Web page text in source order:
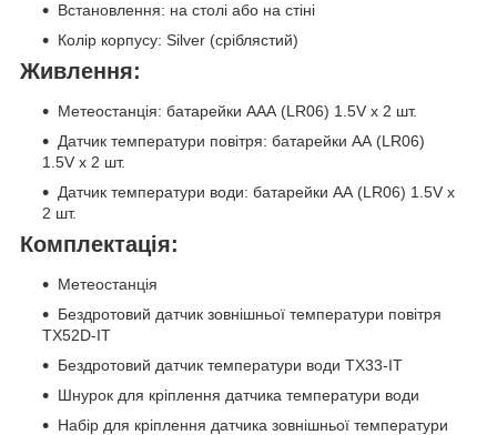
Встановлення: на столі або на стіні
Колір корпусу: Silver (сріблястий)
Живлення:
Метеостанція: батарейки AАА (LR06) 1.5V х 2 шт.
Датчик температури повітря: батарейки АА (LR06)
1.5V х 2 шт.
Датчик температури води: батарейки AА (LR06) 1.5V х
2 шт.
Комплектація:
Метеостанція
Бездротовий датчик зовнішньої температури повітря
TX52D-IT
Бездротовий датчик температури води TX33-IT
Шнурок для кріплення датчика температури води
Набір для кріплення датчика зовнішньої температури